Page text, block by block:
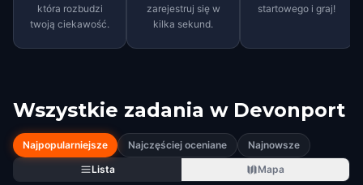
która rozbudzi
twoją ciekawość.
zarejestruj się w
kilka sekund.
startowego i graj!
Wszystkie zadania w Devonport
Najpopularniejsze Najczęściej oceniane
Najnowsze
Lista
Mapa